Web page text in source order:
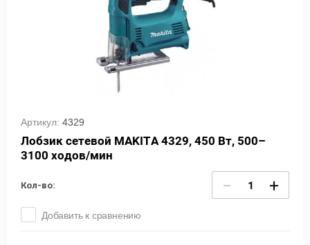
Артикул: 4329
Лобзик сетевой MAKITA 4329, 450 Вт, 500–
3100 ходов/мин
Кол-во: − +
Добавить к сравнению